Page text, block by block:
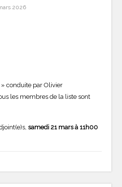
2026
conduite par Olivier
les membres de la liste sont
samedi 21 mars à 11h00